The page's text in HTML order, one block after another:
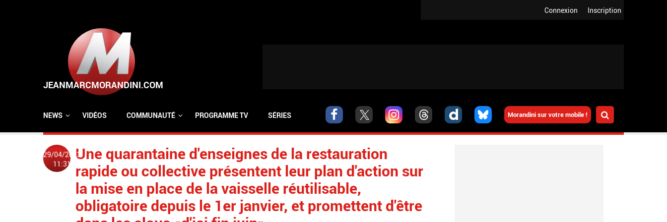
Inscription
Connexion
Morandini sur votre mobile !
NEWS VIDÉOS COMMUNAUTÉ PROGRAMME TV SÉRIES
29/04/2023
11:31
Une quarantaine d'enseignes de la restauration
rapide ou collective présentent leur plan d'action sur
la mise en place de la vaisselle réutilisable,
obligatoire depuis le 1er janvier, et promettent d'être